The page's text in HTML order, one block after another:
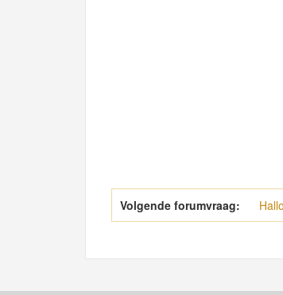
Volgende forumvraag: